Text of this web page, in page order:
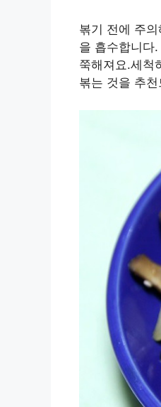
볶기 전에 주
을 흡수합니다
쭉해져요.세척
볶는 것을 추